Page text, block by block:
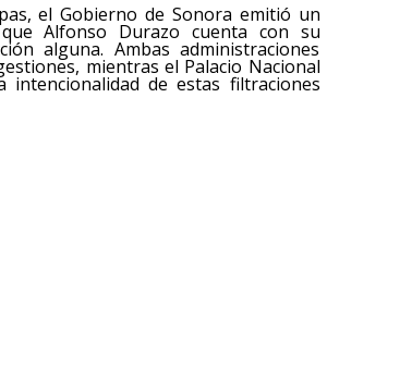
el Gobierno de Sonora emitió un
Alfonso Durazo cuenta con su
alguna. Ambas administraciones
mientras el Palacio Nacional
de estas filtraciones